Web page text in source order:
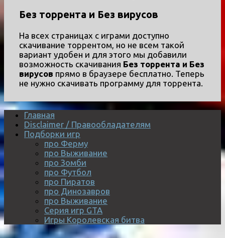
Без торрента и Без вирусов
На всех страницах с играми доступно
скачивание торрентом, но не всем такой
вариант удобен и для этого мы добавили
возможность скачивания Без торрента и Без
вирусов прямо в браузере бесплатно. Теперь
не нужно скачивать программу для торрента.
Главная
Disclaimer / Правообладателям
Подборки игр
про Ферму
про Выживание
про Зомби
про Футбол
про Пиратов
про Динозавров
про Выживание
Серия игр GTA
Игры Королевская битва